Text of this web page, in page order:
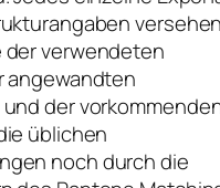
der verwendeten
angewandten
der
üblichen
noch durch die